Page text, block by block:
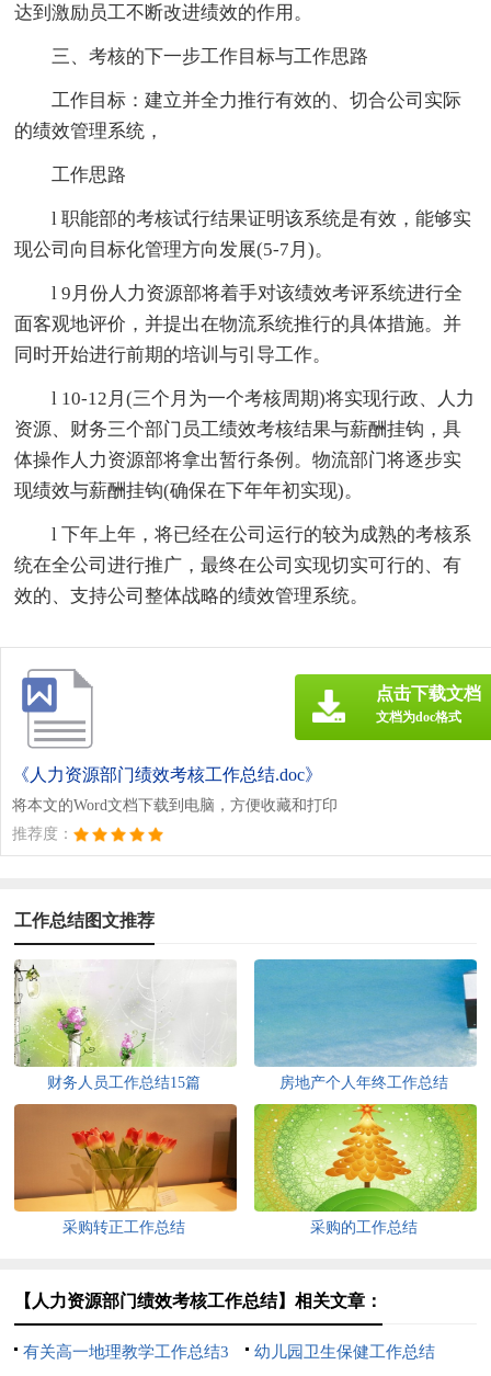
达到激励员工不断改进绩效的作用。
三、考核的下一步工作目标与工作思路
工作目标：建立并全力推行有效的、切合公司实际
的绩效管理系统，
工作思路
l 职能部的考核试行结果证明该系统是有效，能够实
现公司向目标化管理方向发展(5-7月)。
l 9月份人力资源部将着手对该绩效考评系统进行全
面客观地评价，并提出在物流系统推行的具体措施。并
同时开始进行前期的培训与引导工作。
l 10-12月(三个月为一个考核周期)将实现行政、人力
资源、财务三个部门员工绩效考核结果与薪酬挂钩，具
体操作人力资源部将拿出暂行条例。物流部门将逐步实
现绩效与薪酬挂钩(确保在下年年初实现)。
l 下年上年，将已经在公司运行的较为成熟的考核系
统在全公司进行推广，最终在公司实现切实可行的、有
效的、支持公司整体战略的绩效管理系统。
《人力资源部门绩效考核工作总结.doc》
将本文的Word文档下载到电脑，方便收藏和打印
推荐度：
点击下载文档
文档为doc格式
工作总结图文推荐
财务人员工作总结15篇 房地产个人年终工作总结
采购转正工作总结 采购的工作总结
【人力资源部门绩效考核工作总结】相关文章：
有关高一地理教学工作总结3
幼儿园卫生保健工作总结